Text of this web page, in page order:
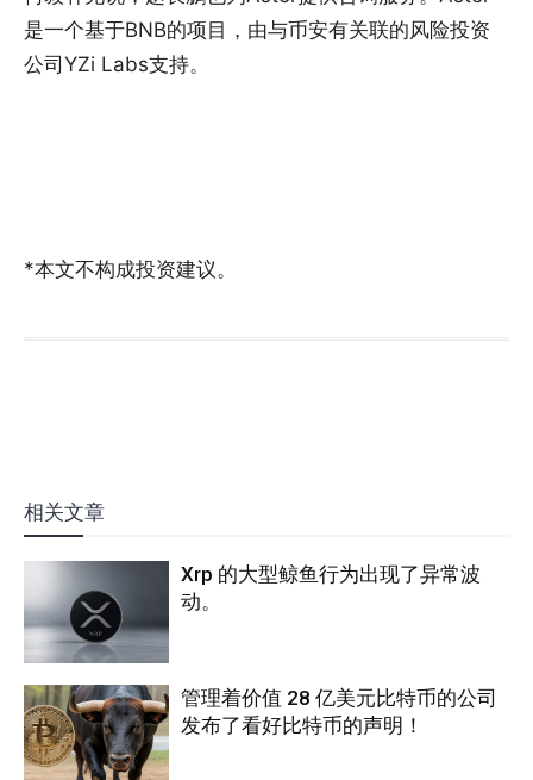
是一个基于BNB的项目，由与币安有关联的风险投资
公司YZi Labs支持。
*本文不构成投资建议。
相关文章
Xrp 的大型鲸鱼行为出现了异常波
动。
管理着价值 28 亿美元比特币的公司
发布了看好比特币的声明！